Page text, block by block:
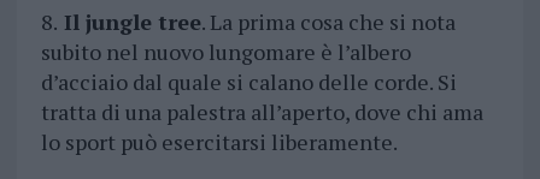
8. Il jungle tree. La prima cosa che si nota
subito nel nuovo lungomare è l’albero
d’acciaio dal quale si calano delle corde. Si
tratta di una palestra all’aperto, dove chi ama
lo sport può esercitarsi liberamente.